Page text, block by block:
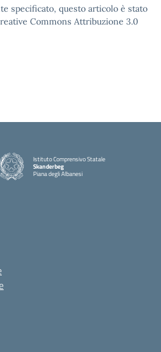
specificato, questo articolo è stato
Commons Attribuzione 3.0
Istituto Comprensivo Statale
Skanderbeg
Piana degli Albanesi